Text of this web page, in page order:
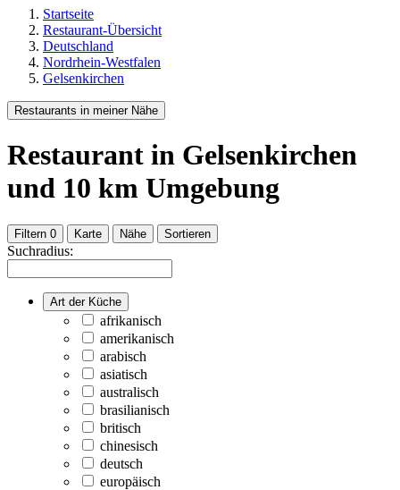
Startseite
Restaurant-Übersicht
Deutschland
Nordrhein-Westfalen
Gelsenkirchen
Restaurants in meiner Nähe
Restaurant in Gelsenkirchen
und 10 km Umgebung
Filtern 0 Karte Nähe Sortieren
Suchradius:
Art der Küche
afrikanisch
amerikanisch
arabisch
asiatisch
australisch
brasilianisch
britisch
chinesisch
deutsch
europäisch